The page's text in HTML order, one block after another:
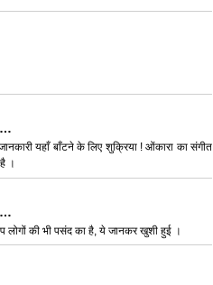
यहाँ बाँटने के लिए शुक्रिया ! ओंकारा का संगीत
।
लोगों की भी पसंद का है, ये जानकर खुशी हुई ।